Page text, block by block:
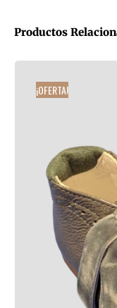
Productos
¡OFERTA!